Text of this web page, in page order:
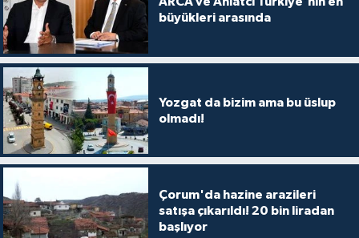
büyükleri arasında
Yozgat da bizim ama bu üslup
olmadı!
Çorum'da hazine arazileri
satışa çıkarıldı! 20 bin liradan
başlıyor